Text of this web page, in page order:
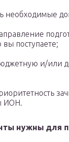
необходимые
поступаете;
и/или
ИОН.
нужны для